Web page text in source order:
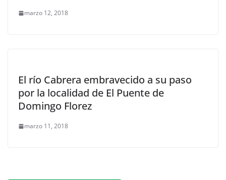
marzo 12, 2018
El río Cabrera embravecido a su paso
por la localidad de El Puente de
Domingo Florez
marzo 11, 2018